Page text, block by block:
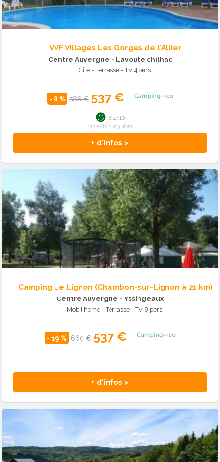
VVF Villages Les Gorges de l'Allier
Centre Auvergne - Lavoute chilhac
Gîte - Terrasse - TV 4 pers.
- 8 % 586 € 537 €
+ d'infos >
8.4/10
113 avis sur 3 sites
Camping Le Lignon (Chambon-sur-Lignon à 21 km)
Centre Auvergne - Yssingeaux
Mobil home - Terrasse - TV 8 pers.
- 19 % 660 € 537 €
+ d'infos >